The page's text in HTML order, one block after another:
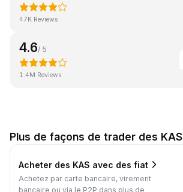
47K Reviews
4.6/ 5
1.4M Reviews
Plus de façons de trader des KAS
Acheter des KAS avec des fiat
Achetez par carte bancaire, virement
bancaire ou via le P2P dans plus de